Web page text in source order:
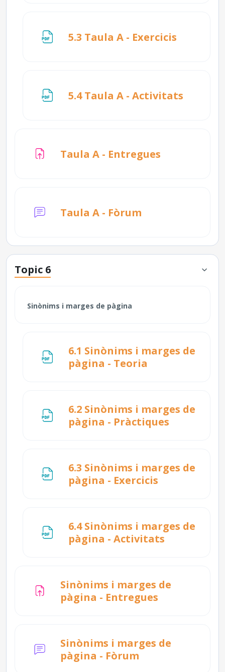
5.3 Taula A - Exercicis
5.4 Taula A - Activitats
Taula A - Entregues
Taula A - Fòrum
Topic 6
Sinònims i marges de pàgina
6.1 Sinònims i marges de
pàgina - Teoria
6.2 Sinònims i marges de
pàgina - Pràctiques
6.3 Sinònims i marges de
pàgina - Exercicis
6.4 Sinònims i marges de
pàgina - Activitats
Sinònims i marges de
pàgina - Entregues
Sinònims i marges de
pàgina - Fòrum